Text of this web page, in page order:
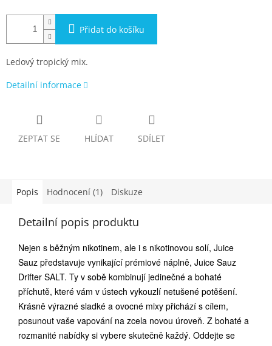
Přidat do košíku
Ledový tropický mix.
Detailní informace
ZEPTAT SE HLÍDAT SDÍLET
Popis Hodnocení (1) Diskuze
Detailní popis produktu
Nejen s běžným nikotinem, ale i s nikotinovou solí, Juice
Sauz představuje vynikající prémiové náplně, Juice Sauz
Drifter SALT. Ty v sobě kombinují jedinečné a bohaté
příchutě, které vám v ústech vykouzlí netušené potěšení.
Krásně výrazné sladké a ovocné mixy přichází s cílem,
posunout vaše vapování na zcela novou úroveň. Z bohaté a
rozmanité nabídky si vybere skutečně každý. Oddejte se